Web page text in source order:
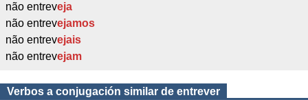
não entreveja
não entrevejamos
não entrevejais
não entrevejam
Verbos a conjugación similar de entrever